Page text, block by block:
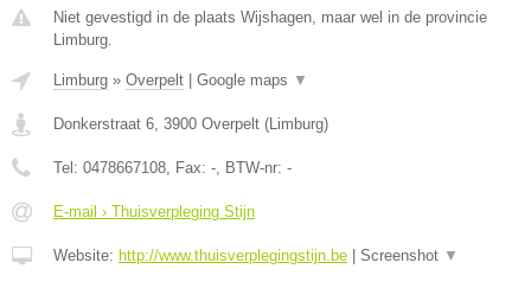
Niet gevestigd in de plaats Wijshagen, maar wel in de provincie
Limburg.
Limburg » Overpelt Google maps ▼
Donkerstraat 6, 3900 Overpelt (Limburg)
Tel: 0478667108, Fax: -, BTW-nr: -
E-mail › Thuisverpleging Stijn
Website: http://www.thuisverplegingstijn.be Screenshot ▼